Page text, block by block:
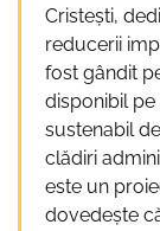
Cristești,
reducerii
fost gândit
disponibil
sustenabil
clădiri
este un
dovedește